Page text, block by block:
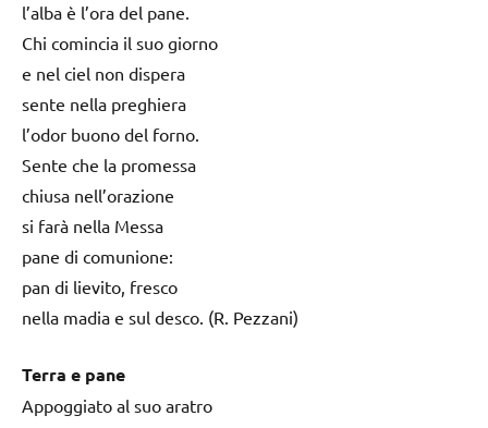
l’alba è l’ora del pane.
Chi comincia il suo giorno
e nel ciel non dispera
sente nella preghiera
l’odor buono del forno.
Sente che la promessa
chiusa nell’orazione
si farà nella Messa
pane di comunione:
pan di lievito, fresco
nella madia e sul desco. (R. Pezzani)
Terra e pane
Appoggiato al suo aratro